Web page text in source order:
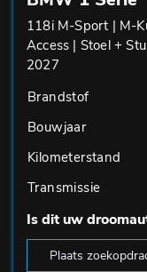
118i M-Sport | M-
Access | Stoel +
2027
Brandstof
Bouwjaar
Kilometerstand
Transmissie
Is dit uw
Plaats